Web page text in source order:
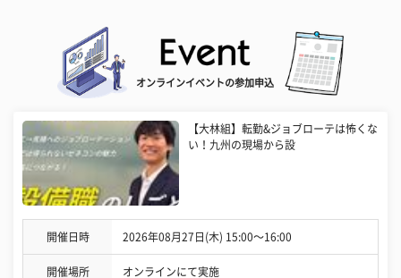
オンラインイベントの参加申込
【大林組】転勤&ジョブローテは怖くな
い！九州の現場から設
開催日時 2026年08月27日(木) 15:00〜16:00
開催場所 オンラインにて実施